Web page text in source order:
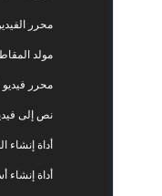
محرر الفيديو بالذكاء
مولد المقاطع
محرر فيديو بالذكاء
نص إلى فيديو
أداة إنشاء المواقع
أداة إنشاء أسماء